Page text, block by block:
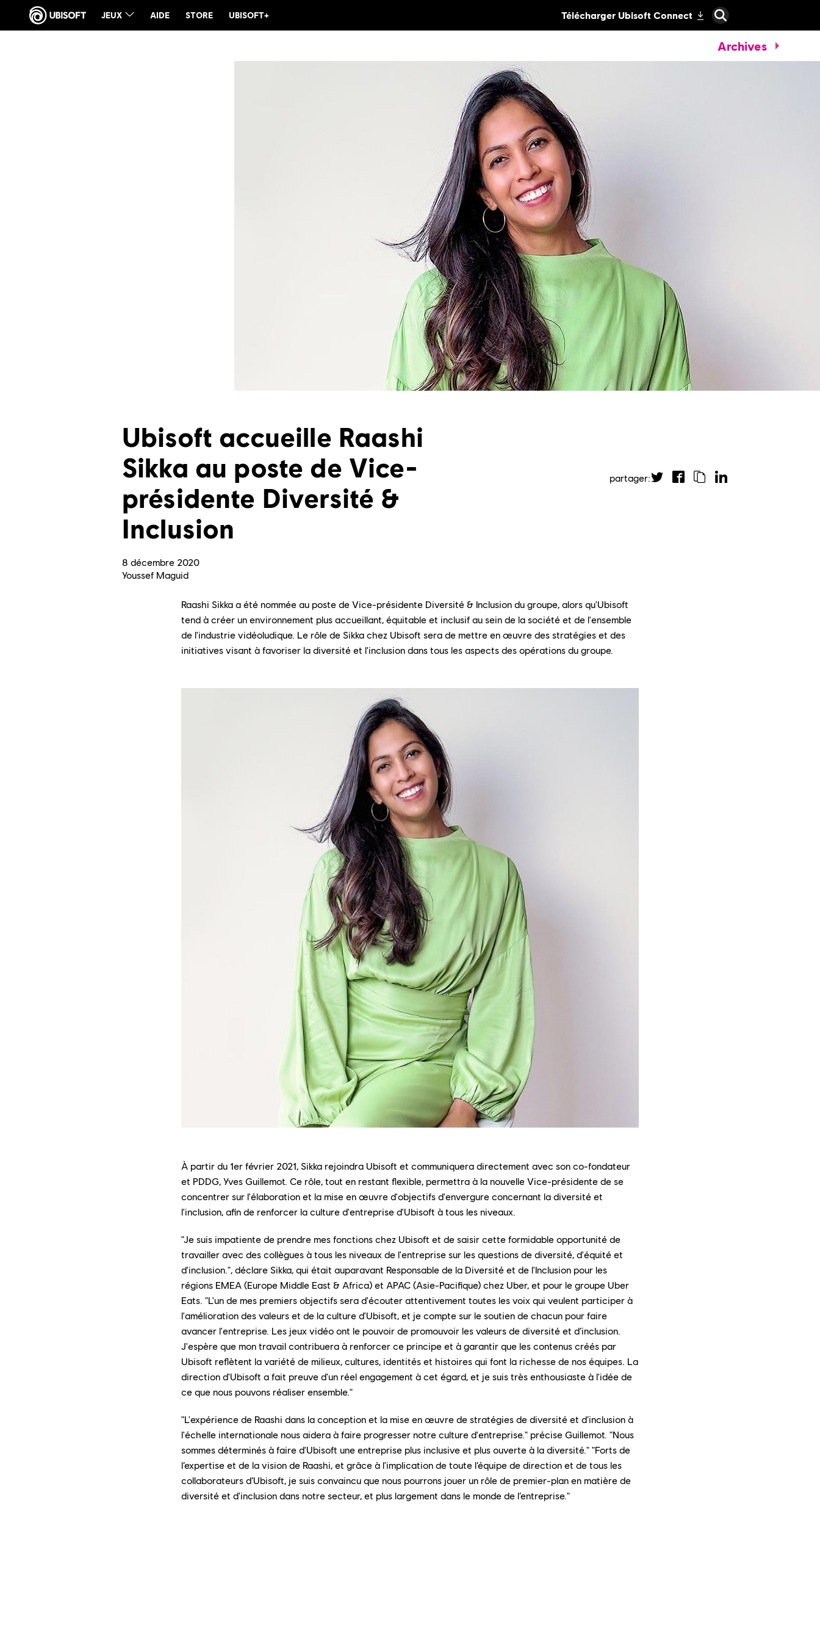
Archives
8 décembre 2020
Ubisoft accueille Raashi
Sikka au poste de Vice-
présidente Diversité &
Inclusion
Youssef Maguid
Raashi Sikka a été nommée au poste de Vice-présidente Diversité & Inclusion du groupe, alors qu'Ubisoft
tend à créer un environnement plus accueillant, équitable et inclusif au sein de la société et de l'ensemble
de l'industrie vidéoludique. Le rôle de Sikka chez Ubisoft sera de mettre en œuvre des stratégies et des
initiatives visant à favoriser la diversité et l'inclusion dans tous les aspects des opérations du groupe.
À partir du 1er février 2021, Sikka rejoindra Ubisoft et communiquera directement avec son co-fondateur
et PDDG, Yves Guillemot. Ce rôle, tout en restant flexible, permettra à la nouvelle Vice-présidente de se
concentrer sur l'élaboration et la mise en œuvre d'objectifs d'envergure concernant la diversité et
l'inclusion, afin de renforcer la culture d'entreprise d'Ubisoft à tous les niveaux.
"Je suis impatiente de prendre mes fonctions chez Ubisoft et de saisir cette formidable opportunité de
travailler avec des collègues à tous les niveaux de l'entreprise sur les questions de diversité, d'équité et
d'inclusion.", déclare Sikka, qui était auparavant Responsable de la Diversité et de l'Inclusion pour les
régions EMEA (Europe Middle East & Africa) et APAC (Asie-Pacifique) chez Uber, et pour le groupe Uber
Eats. "L'un de mes premiers objectifs sera d'écouter attentivement toutes les voix qui veulent participer à
l'amélioration des valeurs et de la culture d'Ubisoft, et je compte sur le soutien de chacun pour faire
avancer l'entreprise. Les jeux vidéo ont le pouvoir de promouvoir les valeurs de diversité et d’inclusion.
J'espère que mon travail contribuera à renforcer ce principe et à garantir que les contenus créés par
Ubisoft reflètent la variété de milieux, cultures, identités et histoires qui font la richesse de nos équipes. La
direction d'Ubisoft a fait preuve d'un réel engagement à cet égard, et je suis très enthousiaste à l'idée de
ce que nous pouvons réaliser ensemble."
"L'expérience de Raashi dans la conception et la mise en œuvre de stratégies de diversité et d’inclusion à
l'échelle internationale nous aidera à faire progresser notre culture d'entreprise." précise Guillemot. "Nous
sommes déterminés à faire d'Ubisoft une entreprise plus inclusive et plus ouverte à la diversité." "Forts de
l’expertise et de la vision de Raashi, et grâce à l'implication de toute l’équipe de direction et de tous les
collaborateurs d’Ubisoft, je suis convaincu que nous pourrons jouer un rôle de premier-plan en matière de
diversité et d'inclusion dans notre secteur, et plus largement dans le monde de l’entreprise."
partager: